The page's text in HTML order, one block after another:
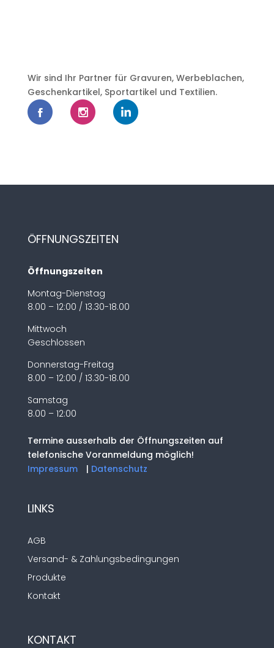
Wir sind Ihr Partner für Gravuren, Werbeblachen,
Geschenkartikel, Sportartikel und Textilien.
ÖFFNUNGSZEITEN
Öffnungszeiten
Montag-Dienstag
8.00 – 12:00 / 13.30-18.00
Mittwoch
Geschlossen
Donnerstag-Freitag
8.00 – 12:00 / 13.30-18.00
Samstag
8.00 – 12:00
Termine ausserhalb der Öffnungszeiten auf
telefonische Voranmeldung möglich!
Impressum
| Datenschutz
LINKS
AGB
Versand- & Zahlungsbedingungen
Produkte
Kontakt
KONTAKT